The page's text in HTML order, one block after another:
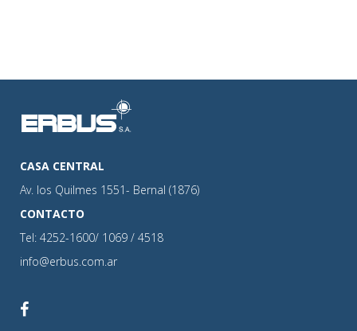
CASA CENTRAL
Av. los Quilmes 1551- Bernal (1876)
CONTACTO
Tel: 4252-1600/ 1069 / 4518
info@erbus.com.ar